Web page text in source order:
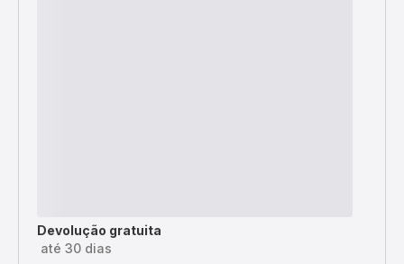
Devolução gratuita
até 30 dias